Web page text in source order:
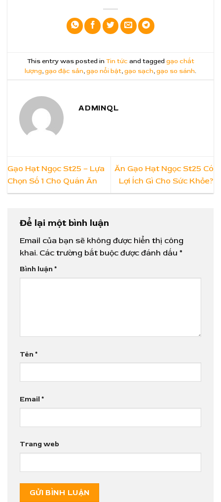
This entry was posted inTin tức and taggedgạo chất
lượng,gạo đặc sản,gạo nổi bật,gạo sạch,gạo so sánh.
ADMINQL
Gạo Hạt Ngọc St25 – Lựa
Chọn Số 1 Cho Quán Ăn
Ăn Gạo Hạt Ngọc St25 Có
Lợi Ích Gì Cho Sức Khỏe?
Để lại một bình luận
Email của bạn sẽ không được hiển thị công
khai. Các trường bắt buộc được đánh dấu *
Bình luận *
Tên *
Email *
Trang web